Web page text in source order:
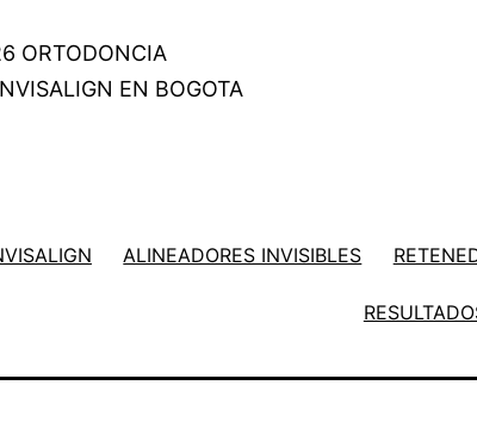
ORTODONCIA
EN BOGOTA
ALINEADORES INVISIBLES